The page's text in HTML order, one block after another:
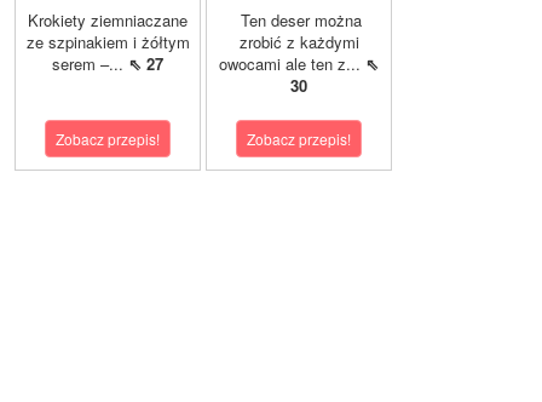
Krokiety ziemniaczane
ze szpinakiem i żółtym
serem –... ⇖ 27
Zobacz przepis!
Ten deser można
zrobić z każdymi
owocami ale ten z... ⇖
30
Zobacz przepis!